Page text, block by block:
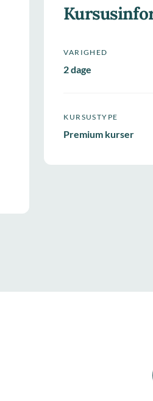
VARIGHED
2 dage
KURSUSTYPE
Premium kurser